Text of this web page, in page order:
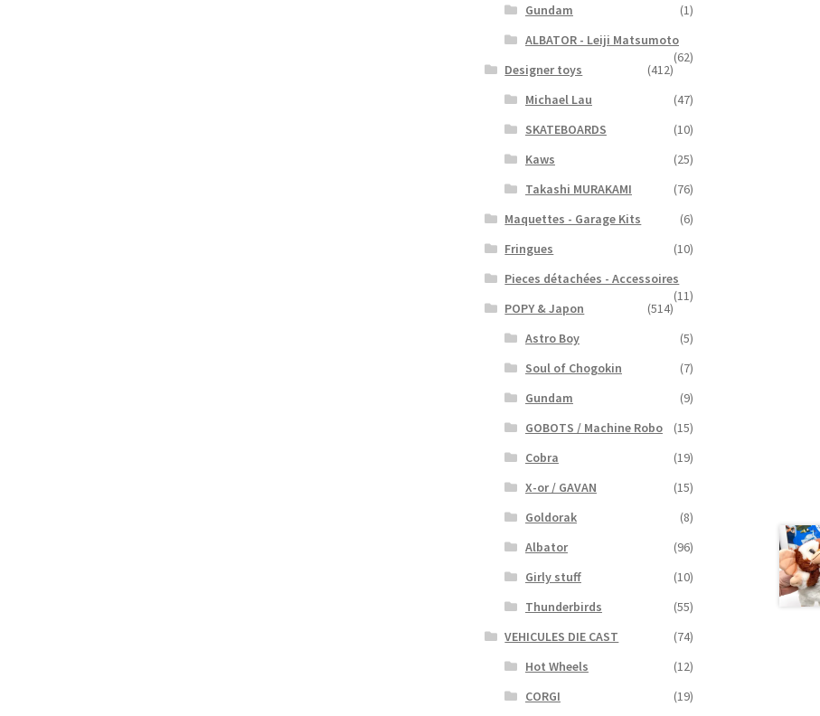
Gundam
(1)
ALBATOR - Leiji Matsumoto
(62)
Designer toys
(412)
Michael Lau
(47)
SKATEBOARDS
(10)
Kaws
(25)
Takashi MURAKAMI
(76)
Maquettes - Garage Kits
(6)
Fringues
(10)
Pieces détachées - Accessoires
(11)
POPY & Japon
(514)
Astro Boy
(5)
Soul of Chogokin
(7)
Gundam
(9)
GOBOTS / Machine Robo
(15)
Cobra
(19)
X-or / GAVAN
(15)
Goldorak
(8)
Albator
(96)
Girly stuff
(10)
Thunderbirds
(55)
VEHICULES DIE CAST
(74)
Hot Wheels
(12)
CORGI
(19)